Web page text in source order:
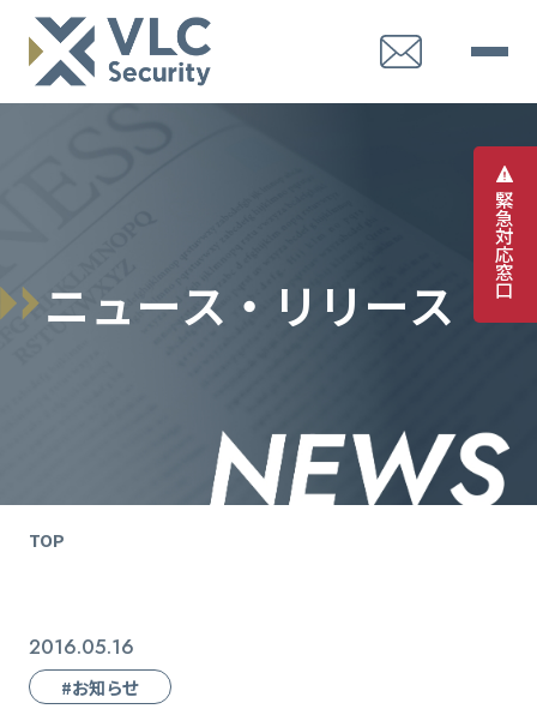
緊
急
対
応
窓
口
ニュース ・ リ リ ース
TOP
2016.05.16
#お知らせ